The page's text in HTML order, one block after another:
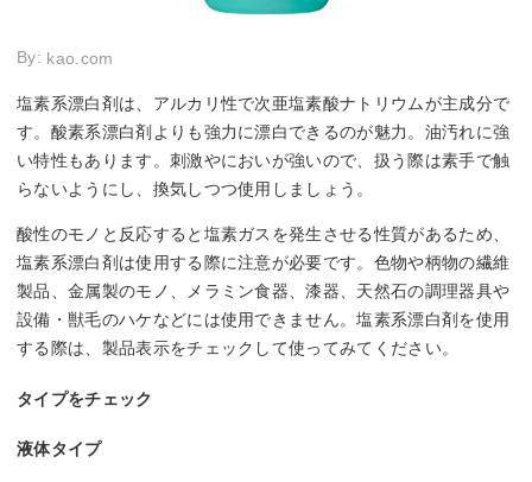
By: kao.com
塩素系漂白剤は、アルカリ性で次亜塩素酸ナトリウムが主成分で
す。酸素系漂白剤よりも強力に漂白できるのが魅力。油汚れに強
い特性もあります。刺激やにおいが強いので、扱う際は素手で触
らないようにし、換気しつつ使用しましょう。
酸性のモノと反応すると塩素ガスを発生させる性質があるため、
塩素系漂白剤は使用する際に注意が必要です。色物や柄物の繊維
製品、金属製のモノ、メラミン食器、漆器、天然石の調理器具や
設備・獣毛のハケなどには使用できません。塩素系漂白剤を使用
する際は、製品表示をチェックして使ってみてください。
タイプをチェック
液体タイプ